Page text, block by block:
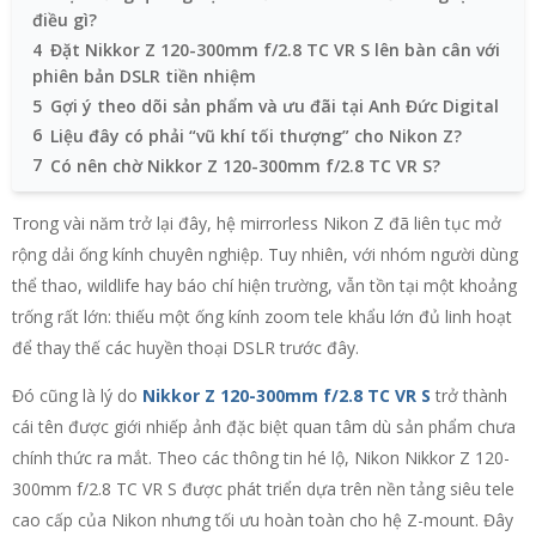
điều gì?
4 Đặt Nikkor Z 120-300mm f/2.8 TC VR S lên bàn cân với
phiên bản DSLR tiền nhiệm
5 Gợi ý theo dõi sản phẩm và ưu đãi tại Anh Đức Digital
6 Liệu đây có phải “vũ khí tối thượng” cho Nikon Z?
7 Có nên chờ Nikkor Z 120-300mm f/2.8 TC VR S?
Trong vài năm trở lại đây, hệ mirrorless Nikon Z đã liên tục mở
rộng dải ống kính chuyên nghiệp. Tuy nhiên, với nhóm người dùng
thể thao, wildlife hay báo chí hiện trường, vẫn tồn tại một khoảng
trống rất lớn: thiếu một ống kính zoom tele khẩu lớn đủ linh hoạt
để thay thế các huyền thoại DSLR trước đây.
Đó cũng là lý do Nikkor Z 120-300mm f/2.8 TC VR S trở thành
cái tên được giới nhiếp ảnh đặc biệt quan tâm dù sản phẩm chưa
chính thức ra mắt. Theo các thông tin hé lộ, Nikon Nikkor Z 120-
300mm f/2.8 TC VR S được phát triển dựa trên nền tảng siêu tele
cao cấp của Nikon nhưng tối ưu hoàn toàn cho hệ Z-mount. Đây